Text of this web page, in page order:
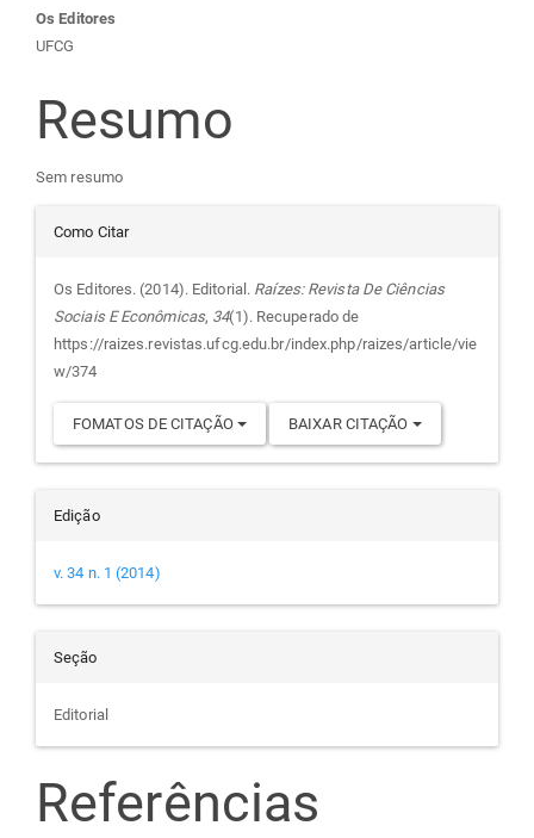
Conteúdo
do
artigo
principal
Os Editores
UFCG
Resumo
Sem resumo
Detalhes
do
artigo
Como Citar
Os Editores. (2014). Editorial. Raízes: Revista De Ciências
Sociais E Econômicas, 34(1). Recuperado de
https://raizes.revistas.ufcg.edu.br/index.php/raizes/article/vie
w/374
FOMATOS DE CITAÇÃO BAIXAR CITAÇÃO
Edição
v. 34 n. 1 (2014)
Seção
Editorial
Referências